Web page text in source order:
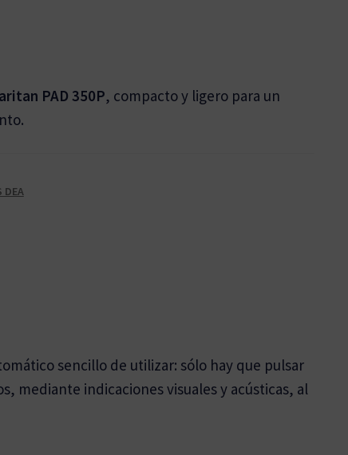
PAD 350P, compacto y ligero para un
DEA
sencillo de utilizar: sólo hay que pulsar
mediante indicaciones visuales y acústicas, al